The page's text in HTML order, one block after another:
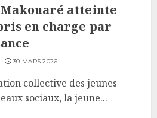
Makouaré atteinte
en charge par
30 MARS 2026
collective des jeunes
sociaux, la jeune...